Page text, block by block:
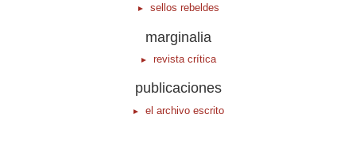
sellos rebeldes
marginalia
revista crítica
publicaciones
el archivo escrito